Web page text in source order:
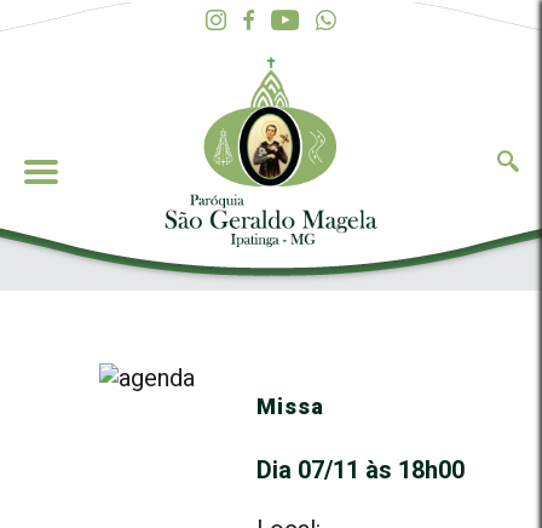
Missa
Dia 07/11 às 18h00